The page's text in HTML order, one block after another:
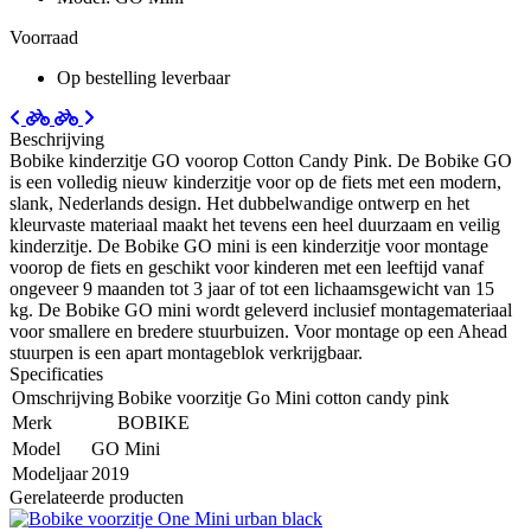
Voorraad
Op bestelling leverbaar
Beschrijving
Bobike kinderzitje GO voorop Cotton Candy Pink. De Bobike GO
is een volledig nieuw kinderzitje voor op de fiets met een modern,
slank, Nederlands design. Het dubbelwandige ontwerp en het
kleurvaste materiaal maakt het tevens een heel duurzaam en veilig
kinderzitje. De Bobike GO mini is een kinderzitje voor montage
voorop de fiets en geschikt voor kinderen met een leeftijd vanaf
ongeveer 9 maanden tot 3 jaar of tot een lichaamsgewicht van 15
kg. De Bobike GO mini wordt geleverd inclusief montagemateriaal
voor smallere en bredere stuurbuizen. Voor montage op een Ahead
stuurpen is een apart montageblok verkrijgbaar.
Specificaties
OmschrijvingBobike voorzitje Go Mini cotton candy pink
Merk
BOBIKE
Model
GO Mini
Modeljaar 2019
Gerelateerde producten